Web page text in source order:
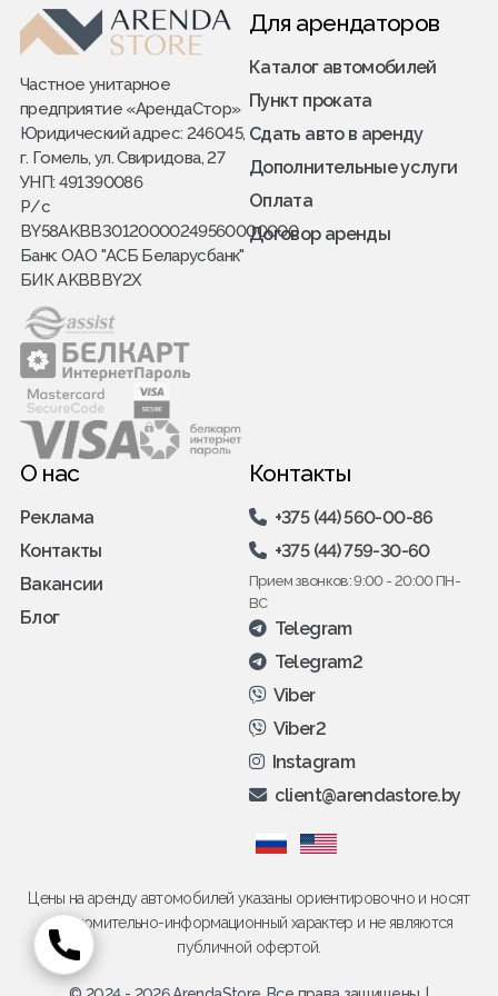
Частное унитарное
предприятие «АрендаСтор»
Юридический адрес: 246045,
г. Гомель, ул. Свиридова, 27
УНП: 491390086
Р/с
BY58AKBB30120000249560000000
Банк: ОАО "АСБ Беларусбанк"
БИК AKBBBY2X
Для арендаторов
Каталог автомобилей
Пункт проката
Сдать авто в аренду
Дополнительные услуги
Оплата
Договор аренды
О нас
Реклама
Контакты
Вакансии
Блог
Контакты
+375 (44) 560-00-86
+375 (44) 759-30-60
Прием звонков: 9:00 - 20:00 ПН-
ВС
Telegram
Telegram2
Viber
Viber2
Instagram
client@arendastore.by
Цены на аренду автомобилей указаны ориентировочно и носят
ознакомительно-информационный характер и не являются
публичной офертой.